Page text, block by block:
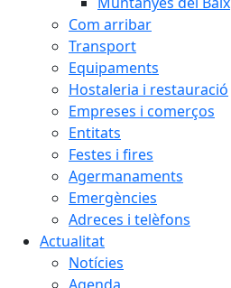
Com arribar
Transport
Equipaments
Hostaleria i restauració
Empreses i comerços
Entitats
Festes i fires
Agermanaments
Emergències
Adreces i telèfons
Actualitat
Notícies